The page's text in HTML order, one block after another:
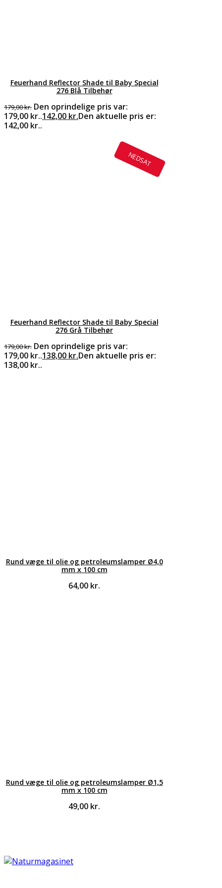
Feuerhand Reflector Shade til Baby Special
276 Blå Tilbehør
179,00kr. Den oprindelige pris var:
179,00 kr..142,00 kr.Den aktuelle pris er:
142,00 kr..
NEDSAT
Feuerhand Reflector Shade til Baby Special
276 Grå Tilbehør
179,00kr. Den oprindelige pris var:
179,00 kr..138,00 kr.Den aktuelle pris er:
138,00 kr..
Rund væge til olie og petroleumslamper Ø4,0
mm x 100 cm
64,00 kr.
Rund væge til olie og petroleumslamper Ø1,5
mm x 100 cm
49,00 kr.